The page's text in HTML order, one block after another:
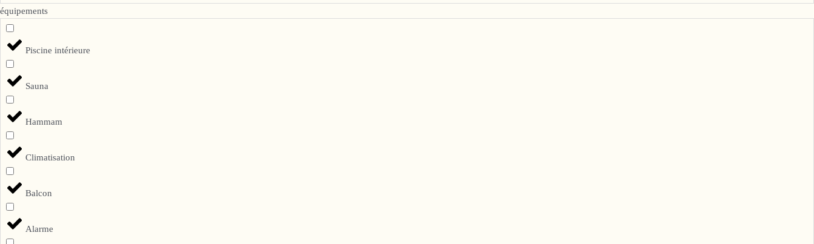
équipements
Piscine intérieure
Sauna
Hammam
Climatisation
Balcon
Alarme